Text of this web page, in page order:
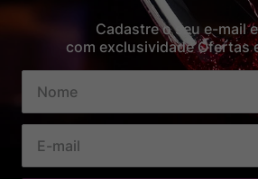
Cadastre o seu e-mail
com exclusividade Ofertas